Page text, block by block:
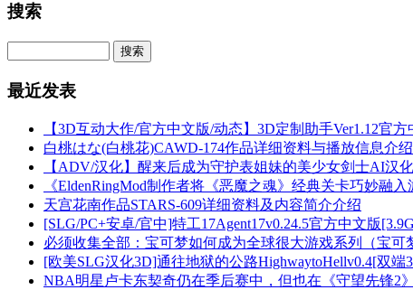
搜索
最近发表
【3D互动大作/官方中文版/动态】3D定制助手Ver1.12官方
白桃はな(白桃花)CAWD-174作品详细资料与播放信息介绍
【ADV/汉化】醒来后成为守护表姐妹的美少女剑士AI汉
《EldenRingMod制作者将《恶魔之魂》经典关卡巧妙融入
天宫花南作品STARS-609详细资料及内容简介介绍
[SLG/PC+安卓/官中]特工17Agent17v0.24.5官方中文版
必须收集全部：宝可梦如何成为全球很大游戏系列（宝可
[欧美SLG汉化3D]通往地狱的公路HighwaytoHellv0.4[双端
NBA明星卢卡东契奇仍在季后赛中，但也在《守望先锋2